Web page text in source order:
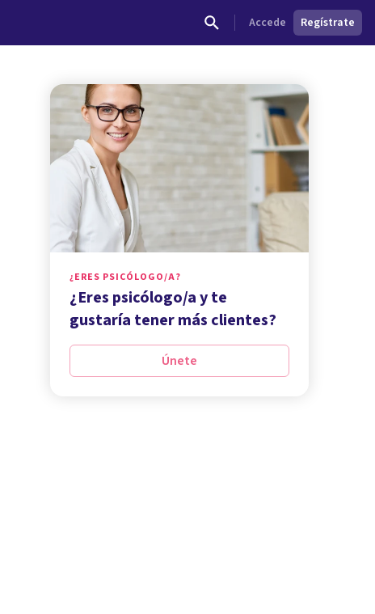
Accede Regístrate
¿ERES PSICÓLOGO/A?
¿Eres psicólogo/a y te
gustaría tener más clientes?
Únete